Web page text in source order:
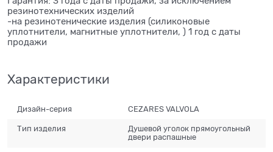
резинотехнических изделий
-на резинотенические изделия (силиконовые
уплотнители, магнитные уплотнители, ) 1 год с даты
продажи
Характеристики
Дизайн-серия CEZARES VALVOLA
Тип изделия
Душевой уголок прямоугольный
двери распашные